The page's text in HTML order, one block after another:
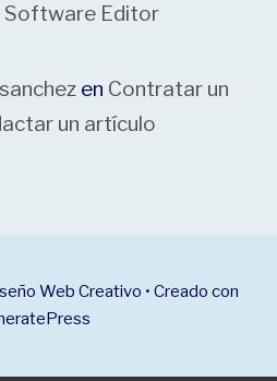
Software Editor
en Contratar un
un artículo
Web Creativo • Creado con